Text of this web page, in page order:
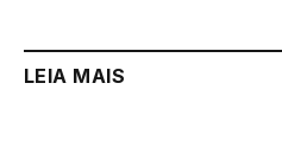
LEIA MAIS